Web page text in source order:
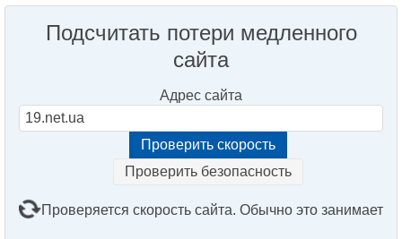
Подсчитать потери медленного
сайта
Адрес сайта
Проверить безопасность
Проверяется скорость сайта. Обычно это занимает